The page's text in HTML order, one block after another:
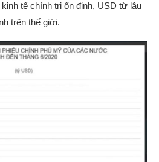
tế chính trị ổn định, USD từ lâu
trên thế giới.